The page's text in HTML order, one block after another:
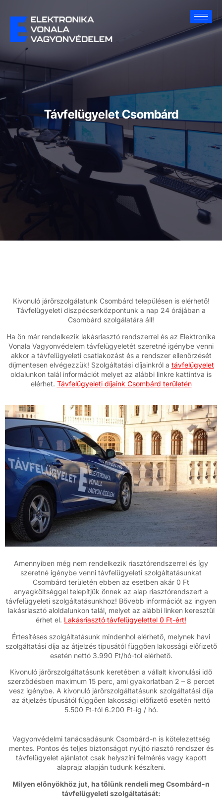
Távfelügyelet Csombárd
Kivonuló járőrszolgálatunk Csombárd településen is elérhető!
Távfelügyeleti diszpécserközpontunk a nap 24 órájában a
Csombárd szolgálatára áll!
Ha ön már rendelkezik lakásriasztó rendszerrel és az Elektronika
Vonala Vagyonvédelem távfelügyeletét szeretné igénybe venni
akkor a távfelügyeleti csatlakozást és a rendszer ellenőrzését
díjmentesen elvégezzük! Szolgáltatási díjainkról a távfelügyelet
oldalunkon talál információt melyet az alábbi linkre kattintva is
elérhet. Távfelügyeleti díjaink Csombárd területén
Amennyiben még nem rendelkezik riasztórendszerrel és így
szeretné igénybe venni távfelügyeleti szolgáltatásunkat
Csombárd területén ebben az esetben akár 0 Ft
anyagköltséggel telepítjük önnek az alap riasztórendszert a
távfelügyeleti szolgáltatásunkhoz! Bővebb információt az ingyen
lakásriasztó aloldalunkon talál, melyet az alábbi linken keresztül
érhet el. Lakásriasztó távfelügyelettel 0 Ft-ért!
Értesítéses szolgáltatásunk mindenhol elérhető, melynek havi
szolgáltatási díja az átjelzés típusától függően lakossági előfizető
esetén nettó 3.990 Ft/hó-tol elérhető.
Kivonuló járőrszolgáltatásunk keretében a vállalt kivonulási idő
szerződésben maximum 15 perc, ami gyakorlatban 2 – 8 percet
vesz igénybe. A kivonuló járőrszolgáltatásunk szolgáltatási díja
az átjelzés típusától függően lakossági előfizető esetén nettó
5.500 Ft-tól 6.200 Ft-ig / hó.
Vagyonvédelmi tanácsadásunk Csombárd-n is kötelezettség
mentes. Pontos és teljes biztonságot nyújtó riasztó rendszer és
távfelügyelet ajánlatot csak helyszíni felmérés vagy kapott
alaprajz alapján tudunk készíteni.
Milyen előnyökhöz jut, ha tőlünk rendeli meg Csombárd-n
távfelügyeleti szolgáltatását: